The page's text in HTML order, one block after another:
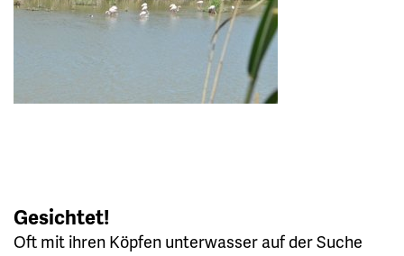
Gesichtet!
Oft mit ihren Köpfen unterwasser auf der Suche